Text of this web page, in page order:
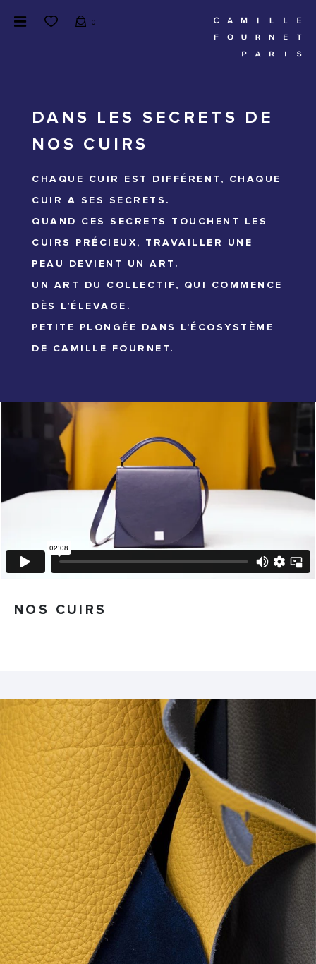
0
DANS LES SECRETS DE
NOS CUIRS
CHAQUE CUIR EST DIFFÉRENT, CHAQUE
CUIR A SES SECRETS.
QUAND CES SECRETS TOUCHENT LES
CUIRS PRÉCIEUX, TRAVAILLER UNE
PEAU DEVIENT UN ART.
UN ART DU COLLECTIF, QUI COMMENCE
DÈS L’ÉLEVAGE.
PETITE PLONGÉE DANS L’ÉCOSYSTÈME
DE CAMILLE FOURNET.
NOS CUIRS